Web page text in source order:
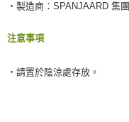
‧製造商：SPANJAARD 集團
注意事項
‧請置於陰涼處存放。